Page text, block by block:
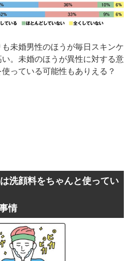
未婚男性のほうが毎日スキンケ
。未婚のほうが異性に対する意
っている可能性もありえる？
洗顔料をちゃんと使ってい
情